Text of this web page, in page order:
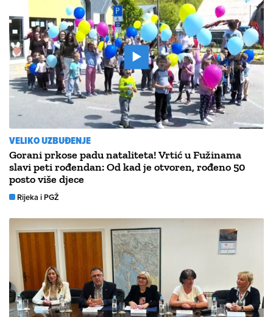
VELIKO UZBUĐENJE
Gorani prkose padu nataliteta! Vrtić u Fužinama
slavi peti rođendan: Od kad je otvoren, rođeno 50
posto više djece
Rijeka i PGŽ